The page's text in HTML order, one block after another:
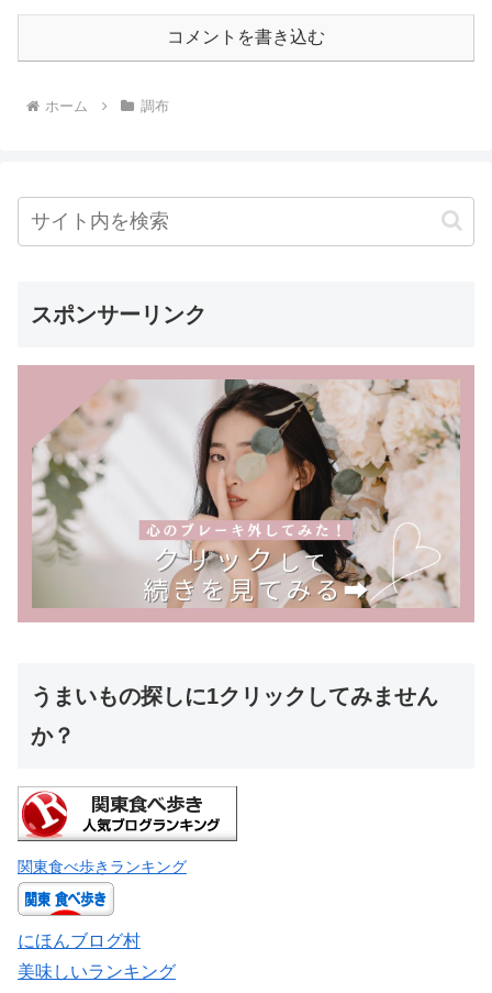
コメントを書き込む
ホーム 調布
スポンサーリンク
うまいもの探しに1クリックしてみません
か？
関東食べ歩きランキング
にほんブログ村
美味しいランキング